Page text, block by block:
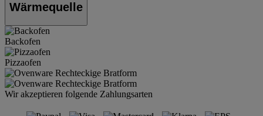
Wärmequelle
Backofen
Pizzaofen
Wir akzeptieren folgende Zahlungsarten